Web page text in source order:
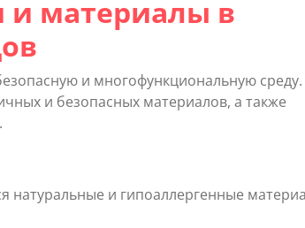
и материалы в
и многофункциональную
и безопасных материалов, а также
натуральные и гипоаллергенные